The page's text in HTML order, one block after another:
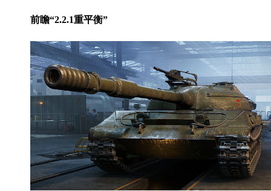
前瞻“2.2.1重平衡”